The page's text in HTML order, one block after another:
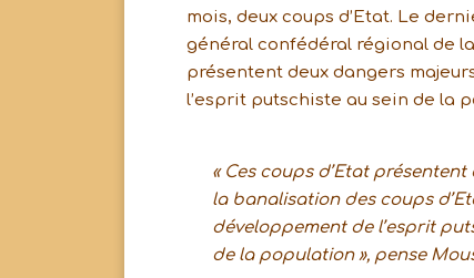
mois, deux coups d’Etat. Le
général confédéral régional de
présentent deux dangers
l’esprit putschiste au sein de la
« Ces coups d’Etat
la banalisation des coups
développement de l’esprit
de la population », pense